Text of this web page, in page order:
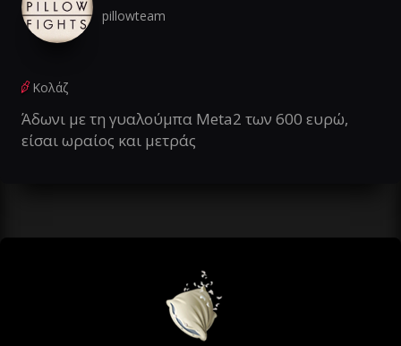
pillowteam
Κολάζ
Άδωνι με τη γυαλούμπα Meta2 των 600 ευρώ,
είσαι ωραίος και μετράς